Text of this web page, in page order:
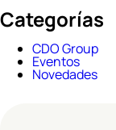
Categorías
CDO Group
Eventos
Novedades